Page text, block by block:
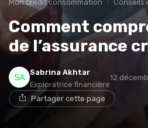
Mon credit consommation Conseils
Comment
de l’assurance
Sabrina Akhtar
Exploratrice financière
12
Partager cette page